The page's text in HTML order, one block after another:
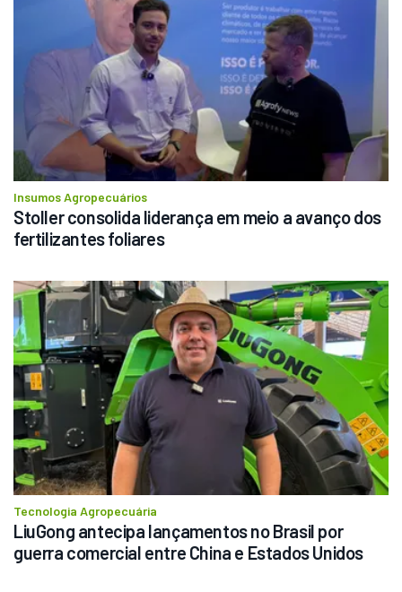
Insumos Agropecuários
Stoller consolida liderança em meio a avanço dos
fertilizantes foliares
Tecnologia Agropecuária
LiuGong antecipa lançamentos no Brasil por
guerra comercial entre China e Estados Unidos